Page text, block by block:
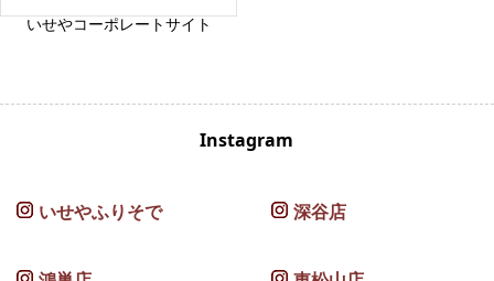
いせやコーポレートサイト
Instagram
いせやふりそで 深谷店